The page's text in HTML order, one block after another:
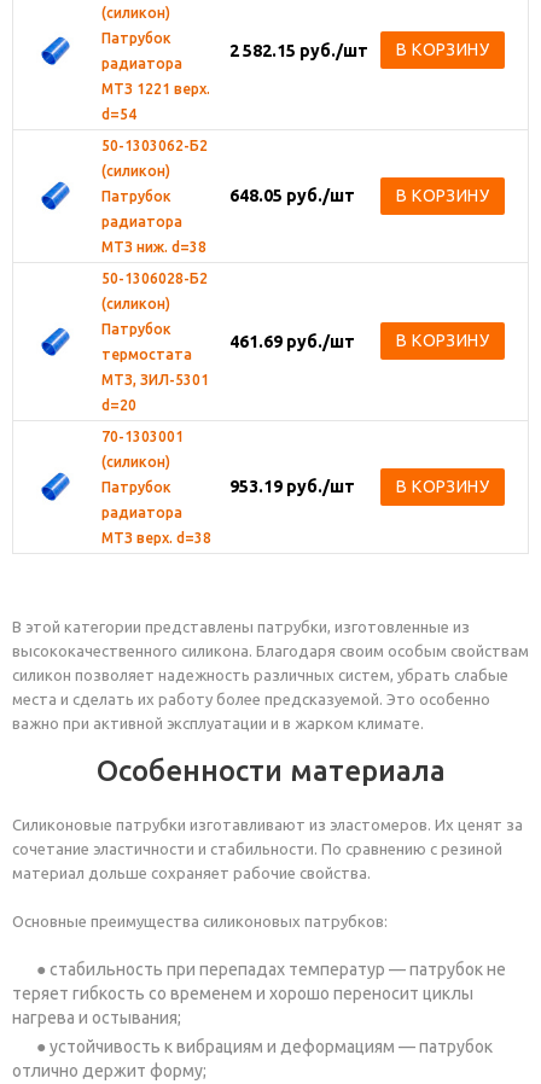
(силикон)
Патрубок
радиатора
МТЗ 1221 верх.
d=54
2 582.15 руб./шт В КОРЗИНУ
50-1303062-Б2
(силикон)
Патрубок
радиатора
МТЗ ниж. d=38
648.05 руб./шт В КОРЗИНУ
50-1306028-Б2
(силикон)
Патрубок
термостата
МТЗ, ЗИЛ-5301
d=20
461.69 руб./шт В КОРЗИНУ
70-1303001
(силикон)
Патрубок
радиатора
МТЗ верх. d=38
953.19 руб./шт В КОРЗИНУ
В этой категории представлены патрубки, изготовленные из
высококачественного силикона. Благодаря своим особым свойствам
силикон позволяет надежность различных систем, убрать слабые
места и сделать их работу более предсказуемой. Это особенно
важно при активной эксплуатации и в жарком климате.
Особенности материала
Силиконовые патрубки изготавливают из эластомеров. Их ценят за
сочетание эластичности и стабильности. По сравнению с резиной
материал дольше сохраняет рабочие свойства.
Основные преимущества силиконовых патрубков:
стабильность при перепадах температур — патрубок не
теряет гибкость со временем и хорошо переносит циклы
нагрева и остывания;
устойчивость к вибрациям и деформациям — патрубок
отлично держит форму;